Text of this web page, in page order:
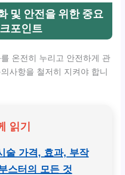
및 안전을 위한 중요
포인트
온전히 누리고 안전하게 관
사항을 철저히 지켜야 합니
읽기
술 가격, 효과, 부작
스터의 모든 것